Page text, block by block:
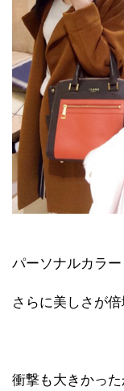
パーソナルカラー
さらに美しさが倍
衝撃も大きかった